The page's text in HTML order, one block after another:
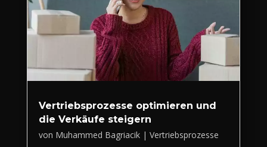
Vertriebsprozesse optimieren und
die Verkäufe steigern
von Muhammed Bagriacik| Vertriebsprozesse